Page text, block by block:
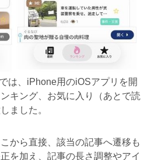
は、iPhone用のiOSアプリを開
キング、お気に入り（あとで読
ました。
から直接、該当の記事へ遷移も
を加え、記事の長さ調整やアイ